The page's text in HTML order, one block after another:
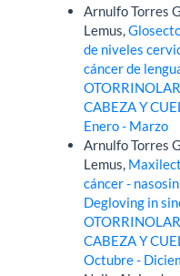
Arnulfo Torres
Lemus,
de niveles
cáncer de
CABEZA Y
Enero - Marzo
Arnulfo Torres
Lemus,
cáncer -
Degloving in
CABEZA Y
Octubre -